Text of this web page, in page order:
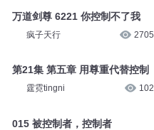
万道剑尊 6221 你控制不了我
疯子天行 2705
第21集 第五章 用尊重代替控制
霆霓tingni 102
015 被控制者，控制者